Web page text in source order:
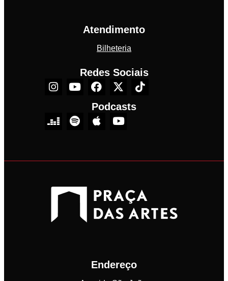
Atendimento
Bilheteria
Redes Sociais
Podcasts
Endereço